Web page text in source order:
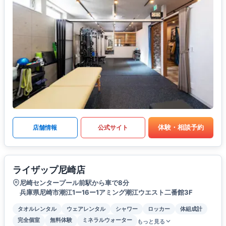
店舗情報 公式サイト 体験・相談予約
ライザップ尼崎店
尼崎センタープール前駅から車で8分
兵庫県尼崎市潮江1ー16ー1アミング潮江ウエスト二番館3F
タオルレンタル ウェアレンタル シャワー ロッカー
体組成計
完全個室
無料体験 ミネラルウォーター もっと見る